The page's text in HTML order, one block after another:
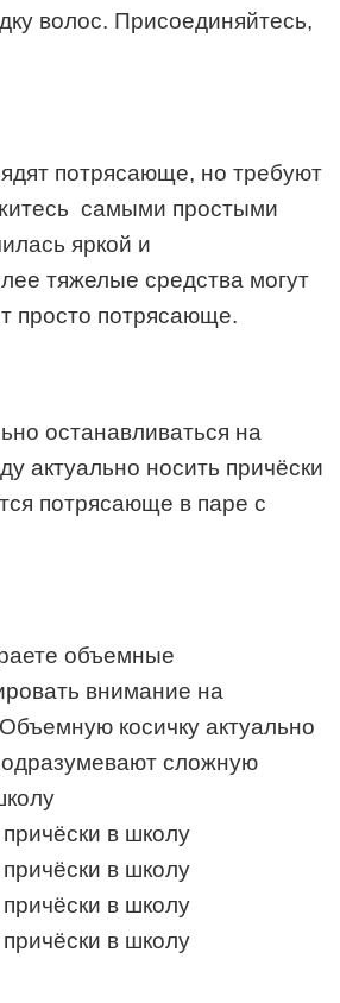
волос. Присоединяйтесь,
потрясающе, но требуют
самыми простыми
яркой и
тяжелые средства могут
просто потрясающе.
останавливаться на
актуально носить причёски
потрясающе в паре с
объемные
внимание на
косичку актуально
сложную